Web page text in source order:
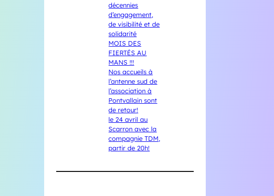
décennies
d’engagement,
de visibilité et de
solidarité
MOIS DES
FIERTÉS AU
MANS !!!
Nos accueils à
l’antenne sud de
l’association à
Pontvallain sont
de retour!
le 24 avril au
Scarron avec la
compagnie TDM,
partir de 20h!